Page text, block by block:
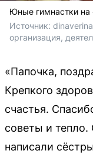
Юные гимнастки
Источник:
организация,
«Папочка,
Крепкого
счастья.
советы и
написали